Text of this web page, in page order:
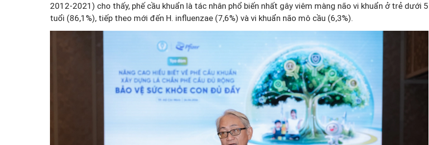
2012-2021) cho thấy, phế cầu khuẩn là tác nhân phổ biến nhất gây viêm màng não vi khuẩn ở trẻ dưới 5
tuổi (86,1%), tiếp theo mới đến H. influenzae (7,6%) và vi khuẩn não mô cầu (6,3%).